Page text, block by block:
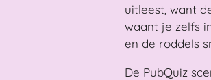
uitleest, want
waant je zelfs
en de roddels
De PubQuiz